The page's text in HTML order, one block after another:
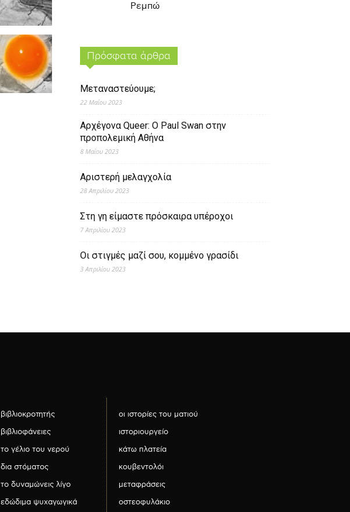
Ρεμπώ
Πρόσφατα άρθρα
Μεταναστεύουμε;
22 Μαΐου 2023
Αρχέγονα Queer: O Paul Swan στην
προπολεμική Αθήνα
8 Μαΐου 2023
Αριστερή μελαγχολία
28 Απριλίου 2023
Στη γη είμαστε πρόσκαιρα υπέροχοι
7 Απριλίου 2023
Οι στιγμές μαζί σου, κομμένο γρασίδι
3 Απριλίου 2023
βιβλιοκροτητής
βιβλιοφάνειες
το γέλιο του νερού
δια στόματος
το δυναμώνεις λίγο
εδώδιμα ψυχαγωγικά
οι ιστορίες του ματιού
ιστοριουργείο
κάτω πλατεία
κουβεντολόι
μεταφράσεις
οστεοφυλάκιο